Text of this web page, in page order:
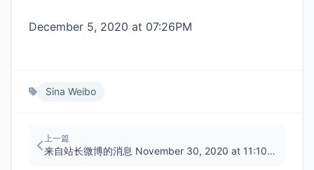
December 5, 2020 at 07:26PM
Sina Weibo
上一篇
来自站长微博的消息 November 30, 2020 at 11:10PM